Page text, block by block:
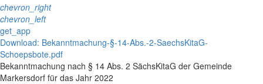
chevron_right
chevron_left
get_app
Download: Bekanntmachung-§-14-Abs.-2-SaechsKitaG-
Schoepsbote.pdf
Bekanntmachung nach § 14 Abs. 2 SächsKitaG der Gemeinde
Markersdorf für das Jahr 2022